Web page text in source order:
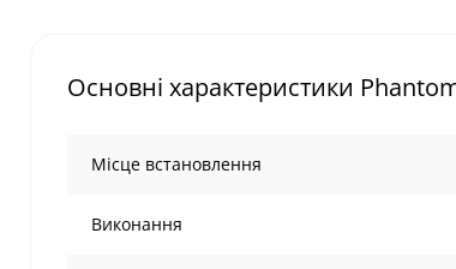
Основні характеристики
Місце встановлення
Виконання